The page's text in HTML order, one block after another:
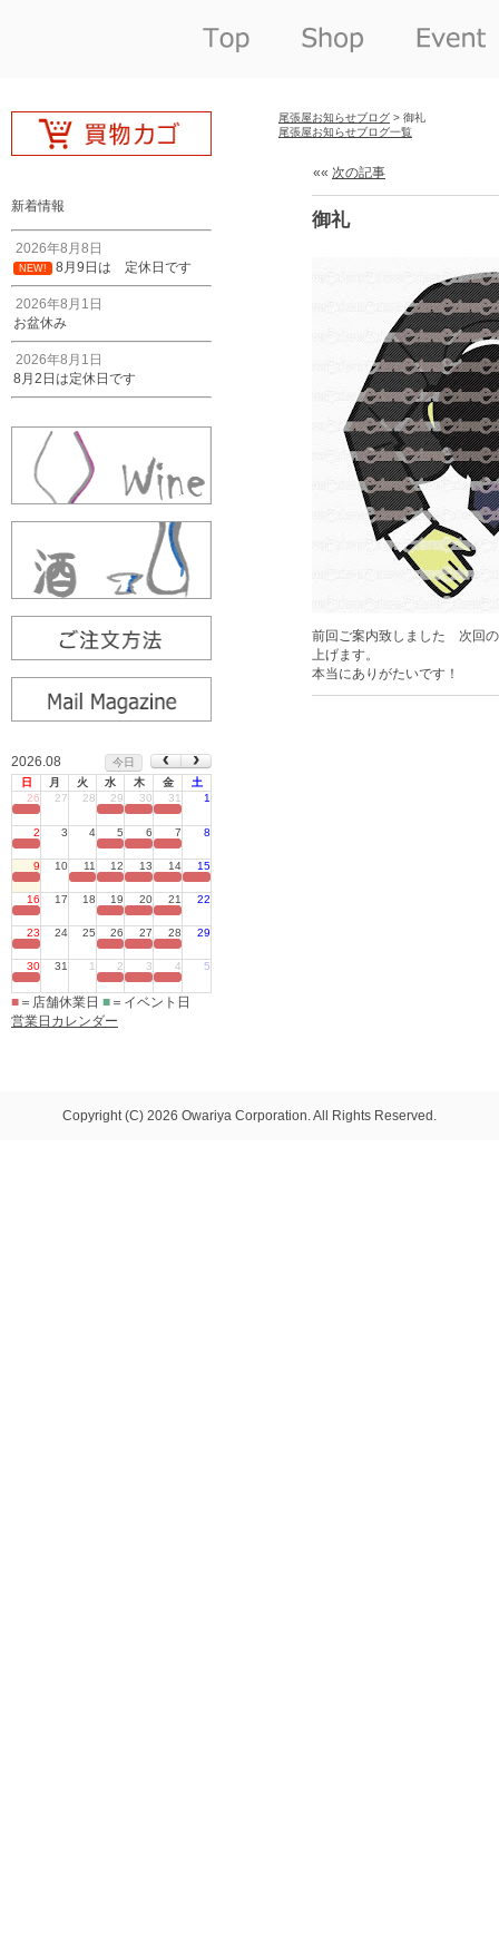
新着情報
2026年8月8日
NEW! 8月9日は 定休日です
2026年8月1日
お盆休み
2026年8月1日
8月2日は定休日です
2026.08
今日
日
月 火 水 木 金
土
26
27 28 29 30 31 1
2 3 4 5 6 7 8
9 10 11 12 13 14 15
16 17 18 19 20 21 22
23 24 25 26 27 28 29
30 31 1 2 3 4 5
■ ＝店舗休業日 ■ ＝イベント日
営業日カレンダー
尾張屋お知らせブログ > 御礼
尾張屋お知らせブログ一覧
«« 次の記事
御礼
前回ご案内致しました 次回
上げます。
本当にありがたいです！
Copyright (C) 2026 Owariya Corporation. All Rights Reserved.